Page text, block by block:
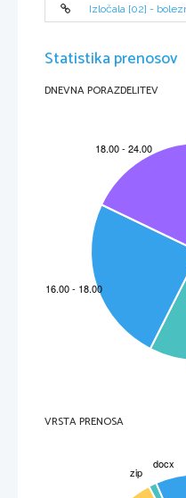
Verjetno so jih ustvarili
civilizacija.
Izločala [02] -
Statistika prenosov
DNEVNA PORAZDELITEV
VRSTA PRENOSA